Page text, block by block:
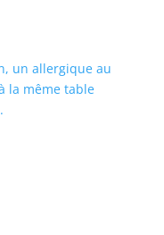
un allergique au
la même table